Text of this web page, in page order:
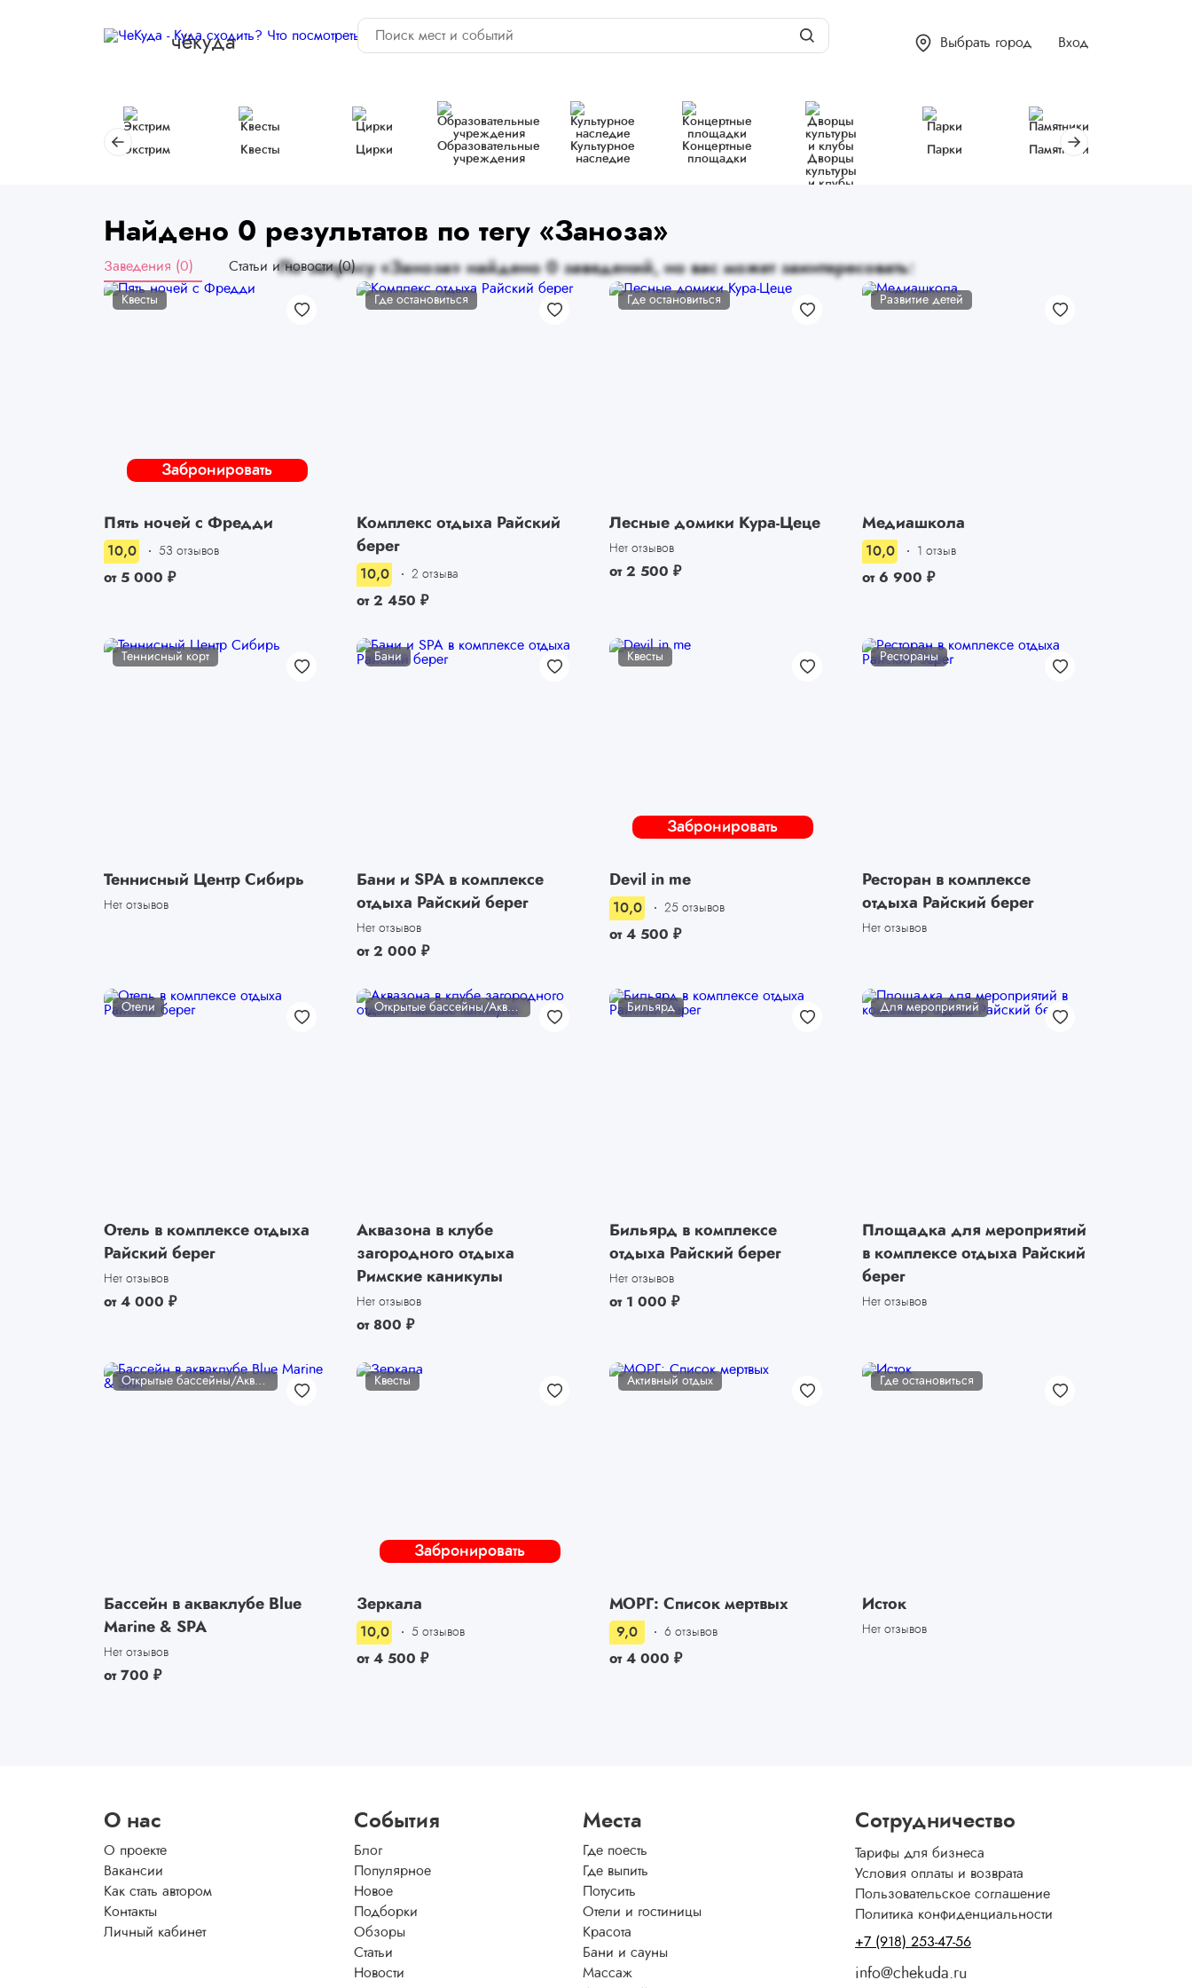
чёкуда Выбрать город Вход
Экстрим Квесты Цирки
Образовательные
учреждения
Культурное
наследие
Концертные
площадки
Дворцы
культуры
и клубы
Парки Памятники
Найдено 0 результатов по тегу «Заноза»
Заведения (0) Статьи и новости (0)
По запросу «Заноза» найдено 0 заведений, но вас может заинтересовать:
Забронировать
Квесты
Пять ночей с Фредди
10,0 53 отзывов
от 5 000 ₽
Где остановиться
Комплекс отдыха Райский
берег
10,0 2 отзыва
от 2 450 ₽
Где остановиться
Лесные домики Кура-Цеце
Нет отзывов
от 2 500 ₽
Развитие детей
Медиашкола
10,0 1 отзыв
от 6 900 ₽
Теннисный корт
Теннисный Центр Сибирь
Нет отзывов
Бани
Бани и SPA в комплексе
отдыха Райский берег
Нет отзывов
от 2 000 ₽
Забронировать
Квесты
Devil in me
10,0 25 отзывов
от 4 500 ₽
Рестораны
Ресторан в комплексе
отдыха Райский берег
Нет отзывов
Отели
Отель в комплексе отдыха
Райский берег
Нет отзывов
от 4 000 ₽
Аквазона в клубе
загородного отдыха
Римские каникулы
Нет отзывов
от 800 ₽
Бильярд
Бильярд в комплексе
отдыха Райский берег
Нет отзывов
от 1 000 ₽
Для мероприятий
Площадка для мероприятий
в комплексе отдыха Райский
берег
Нет отзывов
Бассейн в акваклубе Blue
Marine & SPA
Нет отзывов
от 700 ₽
Забронировать
Квесты
Зеркала
10,0 5 отзывов
от 4 500 ₽
Активный отдых
МОРГ: Список мертвых
9,0 6 отзывов
от 4 000 ₽
Где остановиться
Исток
Нет отзывов
О нас
О проекте
Вакансии
Как стать автором
Контакты
Личный кабинет
События
Блог
Популярное
Новое
Подборки
Обзоры
Статьи
Новости
Места
Где поесть
Где выпить
Потусить
Отели и гостиницы
Красота
Бани и сауны
Массаж
Сотрудничество
Тарифы для бизнеса
Условия оплаты и возврата
Пользовательское соглашение
Политика конфиденциальности
+7 (918) 253-47-56
info@chekuda.ru